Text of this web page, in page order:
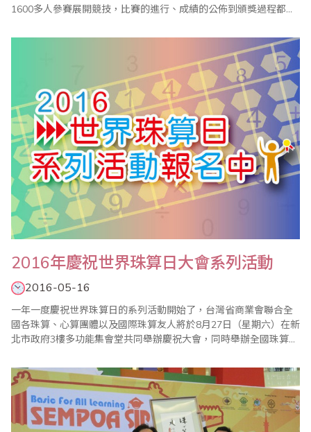
1600多人參賽展開競技，比賽的進行、成績的公佈到頒獎過程都很
國際珠算協議會台南分會表示，市長盃全國心算數學比賽，與其他
心算數學比賽最大不同是，參賽選手全部集中在大禮堂考試，因此
整個會場猶如大會考，光是工作老師就..
2016年慶祝世界珠算日大會系列活動
2016-05-16
一年一度慶祝世界珠算日的系列活動開始了，台灣省商業會聯合全
國各珠算、心算團體以及國際珠算友人將於8月27日（星期六）在新
北市政府3樓多功能集會堂共同舉辦慶祝大會，同時舉辦全國珠算比
暨國際觀摩賽、祖孫樂活珠算趣味競賽等系列活動，歡迎踴躍報名
參加。 ＊20..